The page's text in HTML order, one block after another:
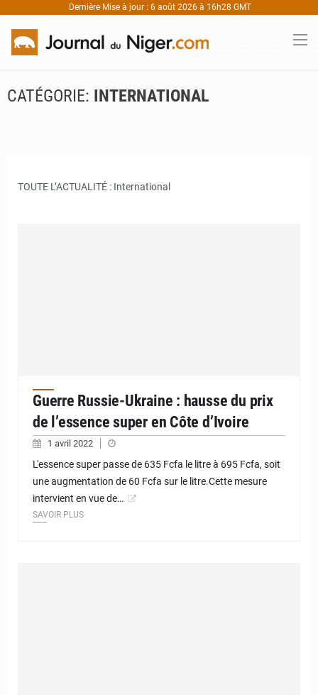
Dernière Mise à jour : 6 août 2026 à 16h28 GMT
CATÉGORIE: INTERNATIONAL
TOUTE L’ACTUALITÉ : International
Guerre Russie-Ukraine : hausse du prix
de l’essence super en Côte d’Ivoire
1 avril 2022
L'essence super passe de 635 Fcfa le litre à 695 Fcfa, soit
une augmentation de 60 Fcfa sur le litre.Cette mesure
intervient en vue de…
SAVOIR PLUS